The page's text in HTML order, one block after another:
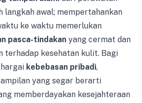
langkah awal; mempertahankan
ke waktu memerlukan
pasca-tindakan yang cermat dan
terhadap kesehatan kulit. Bagi
kebebasan pribadi,
yang segar berarti
memberdayakan kesejahteraan